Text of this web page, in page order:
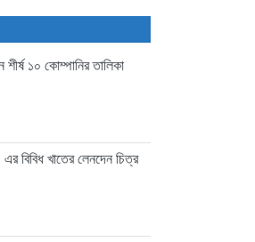
১০ কোম্পানির তালিকা
বিবিধ খাতের লেনদেন চিত্র